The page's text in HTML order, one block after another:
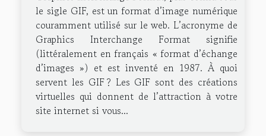
le sigle GIF, est un format d’image numérique
couramment utilisé sur le web. L’acronyme de
Graphics Interchange Format signifie
(littéralement en français « format d’échange
d’images ») et est inventé en 1987. À quoi
servent les GIF ? Les GIF sont des créations
virtuelles qui donnent de l’attraction à votre
site internet si vous...